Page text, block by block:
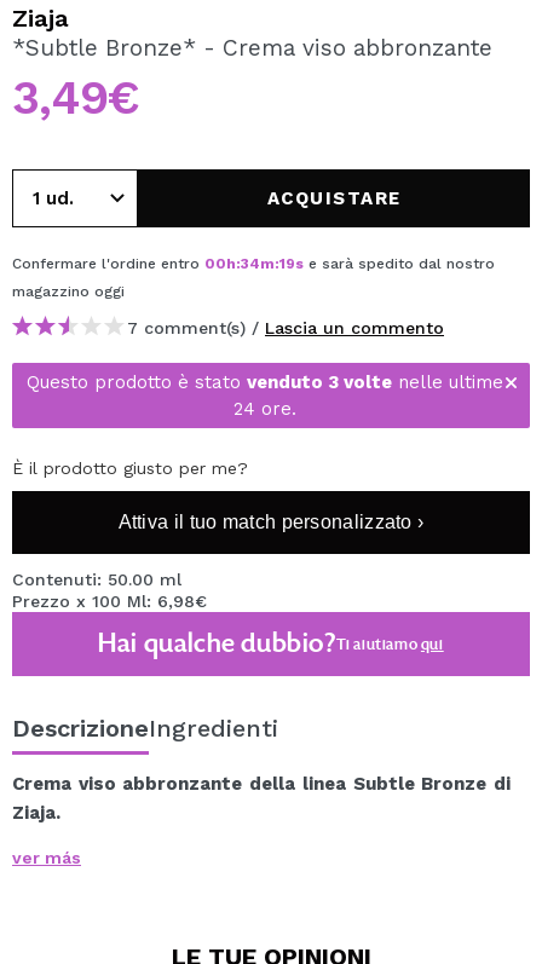
Creando un account su Maquibeauty.it potrai fare i tuoi
acquisti velocemente, controllare lo stato dei tuoi ordini e
consultare le tue operazioni precedenti.
CREARE UN ACCOUNT
Ziaja
*Subtle Bronze* - Crema viso abbronzante
3,49€
ACQUISTARE
Confermare l'ordine entro 00h:34m:18s e sarà spedito dal nostro
magazzino oggi
7 comment(s) / Lascia un commento
Questo prodotto è stato venduto 3 volte nelle ultime
24 ore.
È il prodotto giusto per me?
Attiva il tuo match personalizzato ›
Contenuti: 50.00 ml
Prezzo x 100 Ml: 6,98€
Hai qualche dubbio?Ti aiutiamoqui
DescrizioneIngredienti
Crema viso abbronzante della linea Subtle Bronze di
Ziaja.
dona alla pelle un'abbronzatura naturale senza
dalla disidratazione.
ver más
LE TUE OPINIONI